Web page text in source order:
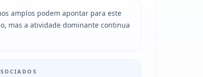
amplos podem apontar para este
mas a atividade dominante continua